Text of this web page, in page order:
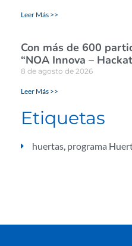
Leer Más >>
Con más de 600
“NOA Innova –
8 de agosto de 2026
Leer Más >>
Etiquetas
huertas, programa